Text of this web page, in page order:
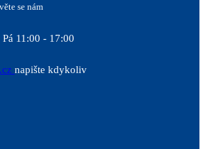
se nám
Pá 11:00 - 17:00
napište kdykoliv